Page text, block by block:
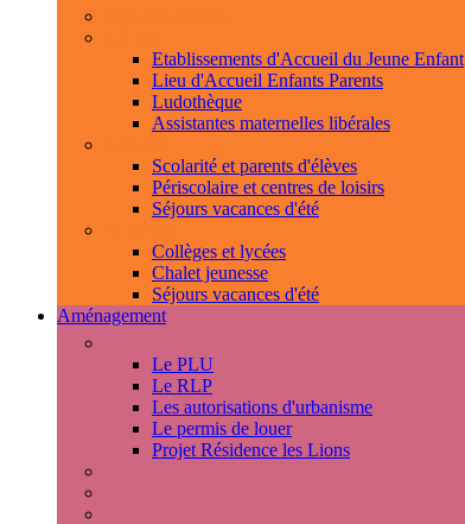
Etablissements d'Accueil du Jeune Enfant
Lieu d'Accueil Enfants Parents
Ludothèque
Assistantes maternelles libérales
Scolarité et parents d'élèves
Périscolaire et centres de loisirs
Séjours vacances d'été
Collèges et lycées
Chalet jeunesse
Séjours vacances d'été
Aménagement
Le PLU
Le RLP
Les autorisations d'urbanisme
Le permis de louer
Projet Résidence les Lions